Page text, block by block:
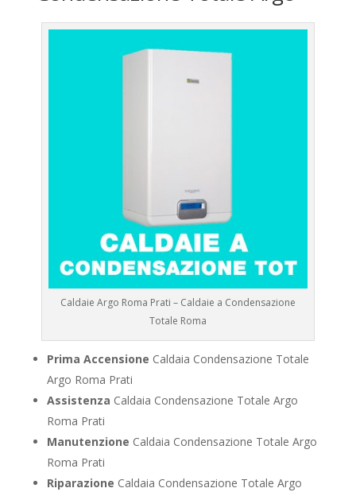
Caldaie Argo Roma Prati – Caldaie a Condensazione
Totale Roma
Prima Accensione Caldaia Condensazione Totale
Argo Roma Prati
Assistenza Caldaia Condensazione Totale Argo
Roma Prati
Manutenzione Caldaia Condensazione Totale Argo
Roma Prati
Riparazione Caldaia Condensazione Totale Argo